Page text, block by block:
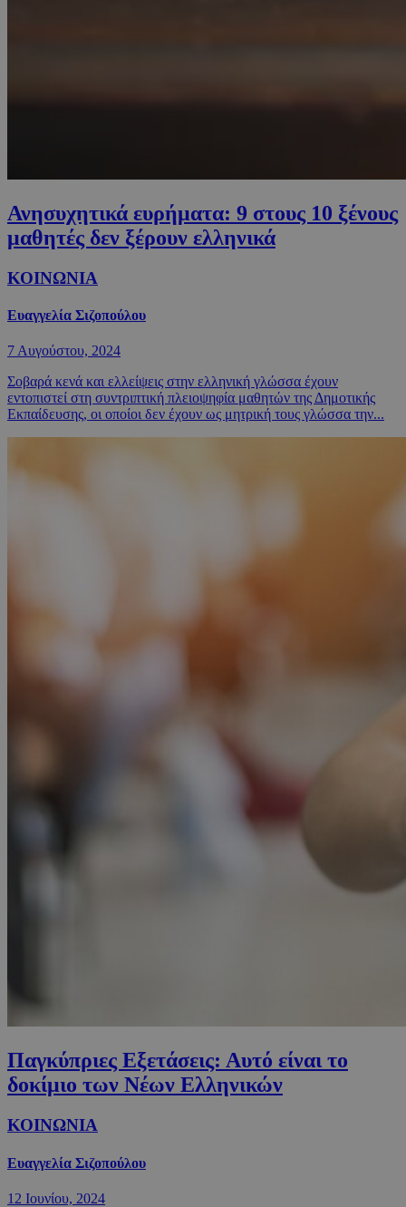
Ανησυχητικά ευρήματα: 9 στους 10 ξένους
μαθητές δεν ξέρουν ελληνικά
ΚΟΙΝΩΝΙΑ
Ευαγγελία Σιζοπούλου
7 Αυγούστου, 2024
Σοβαρά κενά και ελλείψεις στην ελληνική γλώσσα έχουν
εντοπιστεί στη συντριπτική πλειοψηφία μαθητών της Δημοτικής
Εκπαίδευσης, οι οποίοι δεν έχουν ως μητρική τους γλώσσα την...
Παγκύπριες Εξετάσεις: Αυτό είναι το
δοκίμιο των Νέων Ελληνικών
ΚΟΙΝΩΝΙΑ
Ευαγγελία Σιζοπούλου
12 Ιουνίου, 2024